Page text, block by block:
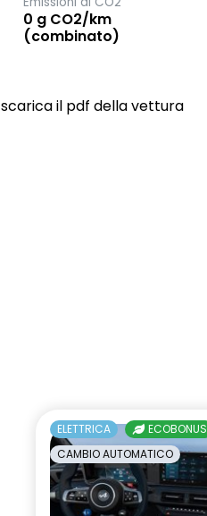
0 g CO2/km
(combinato)
scarica il pdf della vettura
ELETTRICA ECOBONUS
CAMBIO AUTOMATICO